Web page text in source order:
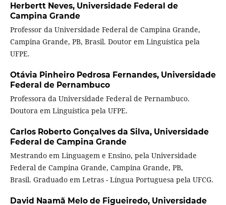
Herbertt Neves, Universidade Federal de
Campina Grande
Professor da Universidade Federal de Campina Grande,
Campina Grande, PB, Brasil. Doutor em Linguística pela
UFPE.
Otávia Pinheiro Pedrosa Fernandes, Universidade
Federal de Pernambuco
Professora da Universidade Federal de Pernambuco.
Doutora em Linguística pela UFPE.
Carlos Roberto Gonçalves da Silva, Universidade
Federal de Campina Grande
Mestrando em Linguagem e Ensino, pela Universidade
Federal de Campina Grande, Campina Grande, PB,
Brasil. Graduado em Letras - Língua Portuguesa pela UFCG.
David Naamã Melo de Figueiredo, Universidade